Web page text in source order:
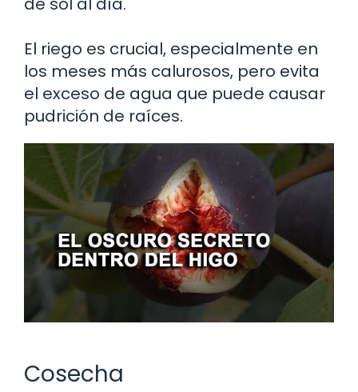
El riego es crucial, especialmente en
los meses más calurosos, pero evita
el exceso de agua que puede causar
pudrición de raíces.
Cosecha